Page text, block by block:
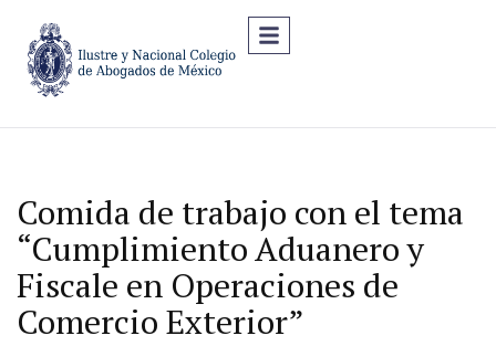
Comida de trabajo con el tema
“Cumplimiento Aduanero y
Fiscale en Operaciones de
Comercio Exterior”